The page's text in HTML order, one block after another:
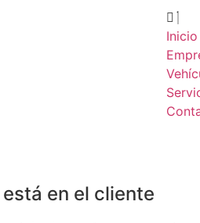
Inicio
en el cliente